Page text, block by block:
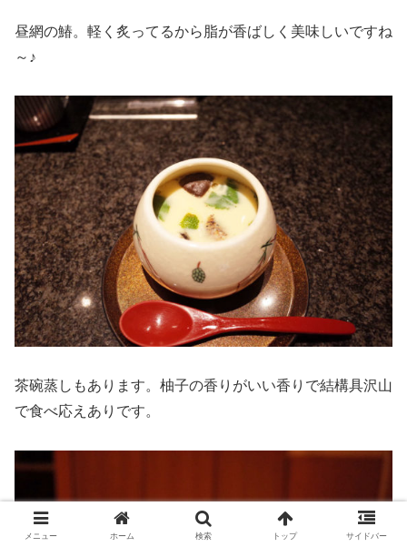
昼網の鰆。軽く炙ってるから脂が香ばしく美味しいですね
～♪
茶碗蒸しもあります。柚子の香りがいい香りで結構具沢山
で食べ応えありです。
メニュー ホーム 検索 トップ サイドバー